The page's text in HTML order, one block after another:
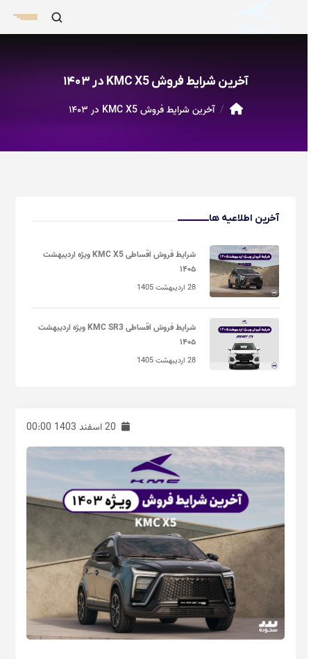
آخرین شرایط فروش KMC X5 در ۱۴۰۳
آخرین شرایط فروش KMC X5 در ۱۴۰۳
آخرین اطلاعیه ها
شرایط فروش اقساطی KMC X5 ویژه اردیبهشت
۱۴۰۵
28 اردیبهشت 1405
شرایط فروش اقساطی KMC SR3 ویژه اردیبهشت
۱۴۰۵
28 اردیبهشت 1405